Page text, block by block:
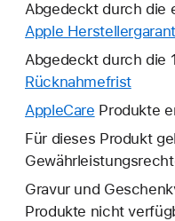
Abgedeckt durch die
Apple
Abgedeckt durch die
RücknahmefristEin
neues
wird
AppleCare Ein
neues
Fenster
geöffnet.
Produkte
Für dieses Produkt
Gravur und
Produkte nicht